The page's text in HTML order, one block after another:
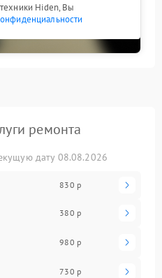
Hiden, Вы
ремонта
дату 08.08.2026
830 р
380 р
980 р
730 р